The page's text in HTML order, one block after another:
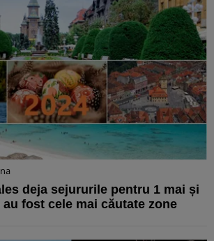
deja sejururile pentru 1 mai și
au fost cele mai căutate zone